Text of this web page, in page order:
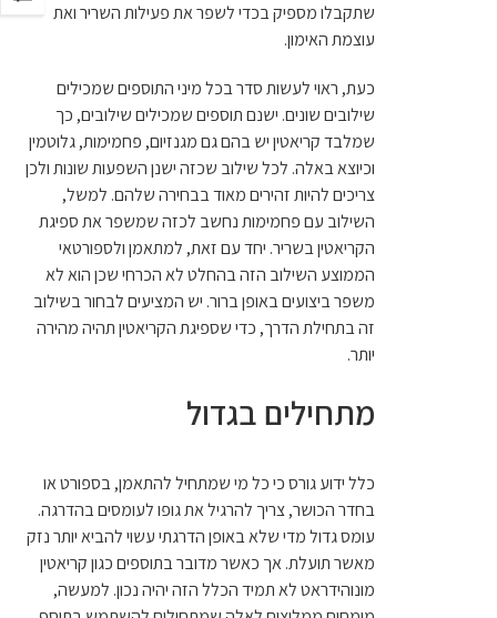
שתקבלו מספיק בכדי לשפר את פעילות השריר ואת
עוצמת האימון.
כעת, ראוי לעשות סדר בכל מיני התוספים שמכילים
שילובים שונים. ישנם תוספים שמכילים שילובים, כך
שמלבד קריאטין יש בהם גם מגנזיום, פחמימות, גלוטמין
וכיוצא באלה. לכל שילוב שכזה ישנן השפעות שונות ולכן
צריכים להיות זהירים מאוד בבחירה שלהם. למשל,
השילוב עם פחמימות נחשב לכזה שמשפר את ספיגת
הקריאטין בשריר. יחד עם זאת, למתאמן ולספורטאי
הממוצע השילוב הזה בהחלט לא הכרחי שכן הוא לא
משפר ביצועים באופן ברור. יש המציעים לבחור בשילוב
זה בתחילת הדרך, כדי שספיגת הקריאטין תהיה מהירה
יותר.
מתחילים בגדול
כלל ידוע גורס כי כל מי שמתחיל להתאמן, בספורט או
בחדר הכושר, צריך להרגיל את גופו לעומסים בהדרגה.
עומס גדול מדי שלא באופן הדרגתי עשוי להביא יותר נזק
מאשר תועלת. אך כאשר מדובר בתוספים כגון קריאטין
מונוהידראט לא תמיד הכלל הזה יהיה נכון. למעשה,